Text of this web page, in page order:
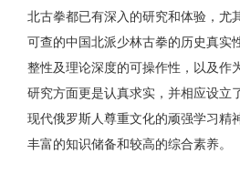
北古拳都已有深入的研究和体验，尤
可查的中国北派少林古拳的历史真实
整性及理论深度的可操作性，以及作
研究方面更是认真求实，并相应设立
现代俄罗斯人尊重文化的顽强学习精
丰富的知识储备和较高的综合素养。